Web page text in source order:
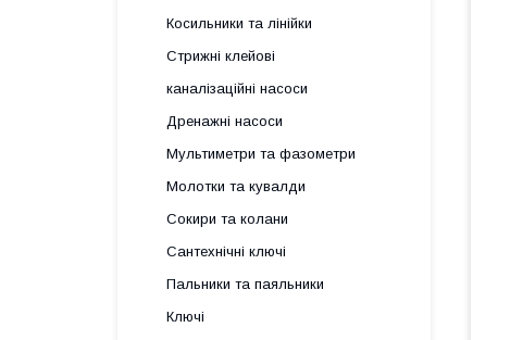
Косильники та лінійки
Стрижні клейові
каналізаційні насоси
Дренажні насоси
Мультиметри та фазометри
Молотки та кувалди
Сокири та колани
Сантехнічні ключі
Пальники та паяльники
Ключі